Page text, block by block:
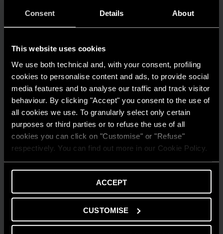
Consent Details About
This website uses cookies
We use both technical and, with your consent, profiling
cookies to personalise content and ads, to provide social
media features and to analyse our traffic and track visitor
behaviour. By clicking "Accept" you consent to the use of
all cookies we use. To granularly select only certain
purposes or third parties or to refuse the use of all
cookies you can click on "Customise" or "Refuse"
respectively. You can find out more in our Cookie Policy.
ACCEPT
CUSTOMISE
Risparmio energetico: trasforma la tua
casa in un modello di efficienza